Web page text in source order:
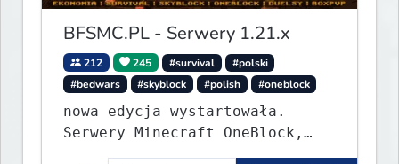
BFSMC.PL - Serwery 1.21.x
212 245 #survival
#polski
#bedwars
#skyblock #polish #oneblock
nowa edycja wystartowała.
Serwery Minecraft OneBlock,
Survival, SkyBlock, Duels,